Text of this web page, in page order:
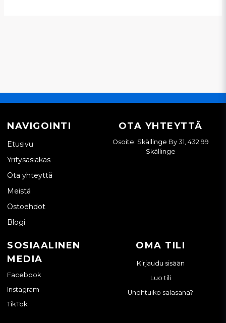
NAVIGOINTI
Etusivu
Yritysasiakas
Ota yhteyttä
Meistä
Ostoehdot
Blogi
OTA YHTEYTTÄ
Osoite: Skällinge By 31, 432 99
Skällinge
SOSIAALINEN
MEDIA
Facebook
Instagram
TikTok
OMA TILI
Kirjaudu sisään
Luo tili
Unohtuiko salasana?